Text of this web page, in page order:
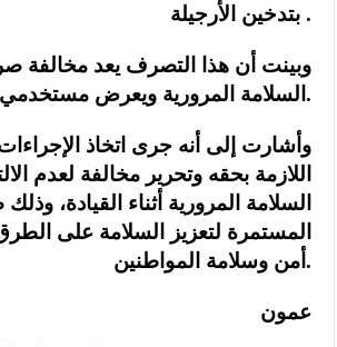
بتدخين الأرجيلة .
وبينت أن هذا التصرف يعد مخالفة
السلامة المرورية ويعرض مستخدمي الطريق للخطر.
وأشارت إلى أنه جرى اتخاذ الإجراءات
اللازمة بحقه وتحرير مخالفة لعدم
السلامة المرورية أثناء القيادة،
المستمرة لتعزيز السلامة على
أمن وسلامة المواطنين.
عمون